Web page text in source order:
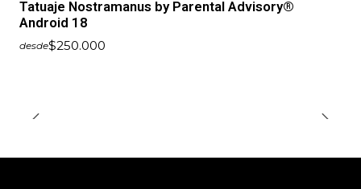
Tatuaje Nostramanus by Parental Advisory®
Android 18
desde$250.000